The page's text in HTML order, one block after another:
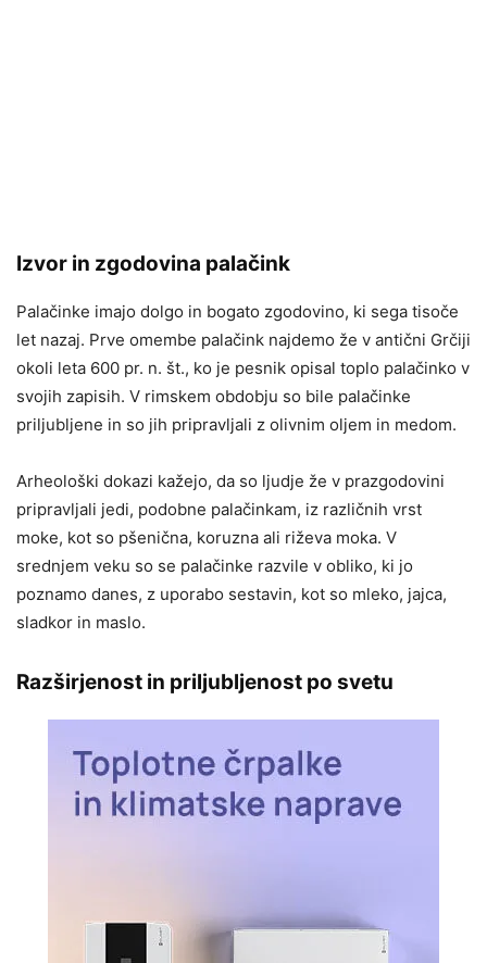
Izvor in zgodovina palačink
Palačinke imajo dolgo in bogato zgodovino, ki sega tisoče
let nazaj. Prve omembe palačink najdemo že v antični Grčiji
okoli leta 600 pr. n. št., ko je pesnik opisal toplo palačinko v
svojih zapisih. V rimskem obdobju so bile palačinke
priljubljene in so jih pripravljali z olivnim oljem in medom.
Arheološki dokazi kažejo, da so ljudje že v prazgodovini
pripravljali jedi, podobne palačinkam, iz različnih vrst
moke, kot so pšenična, koruzna ali riževa moka. V
srednjem veku so se palačinke razvile v obliko, ki jo
poznamo danes, z uporabo sestavin, kot so mleko, jajca,
sladkor in maslo.
Razširjenost in priljubljenost po svetu